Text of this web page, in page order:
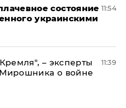
состояние
украинскими
11:54
– эксперты
о войне
11:39